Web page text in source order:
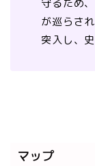
が巡らさ
突入し、
マップ